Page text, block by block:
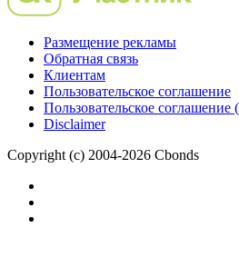
Размещение рекламы
Обратная связь
Клиентам
Пользовательское соглашение
Пользовательское соглашение
Disclaimer
Copyright (c) 2004-2026 Cbonds